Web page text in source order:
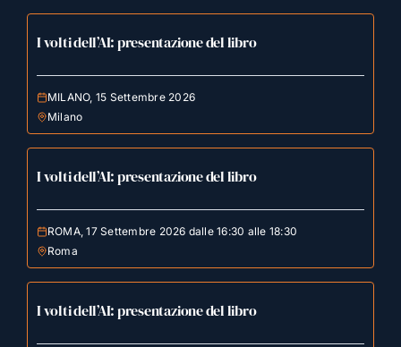
I volti dell’AI: presentazione del libro
MILANO, 15 Settembre 2026
Milano
I volti dell’AI: presentazione del libro
ROMA, 17 Settembre 2026 dalle 16:30 alle 18:30
Roma
I volti dell’AI: presentazione del libro